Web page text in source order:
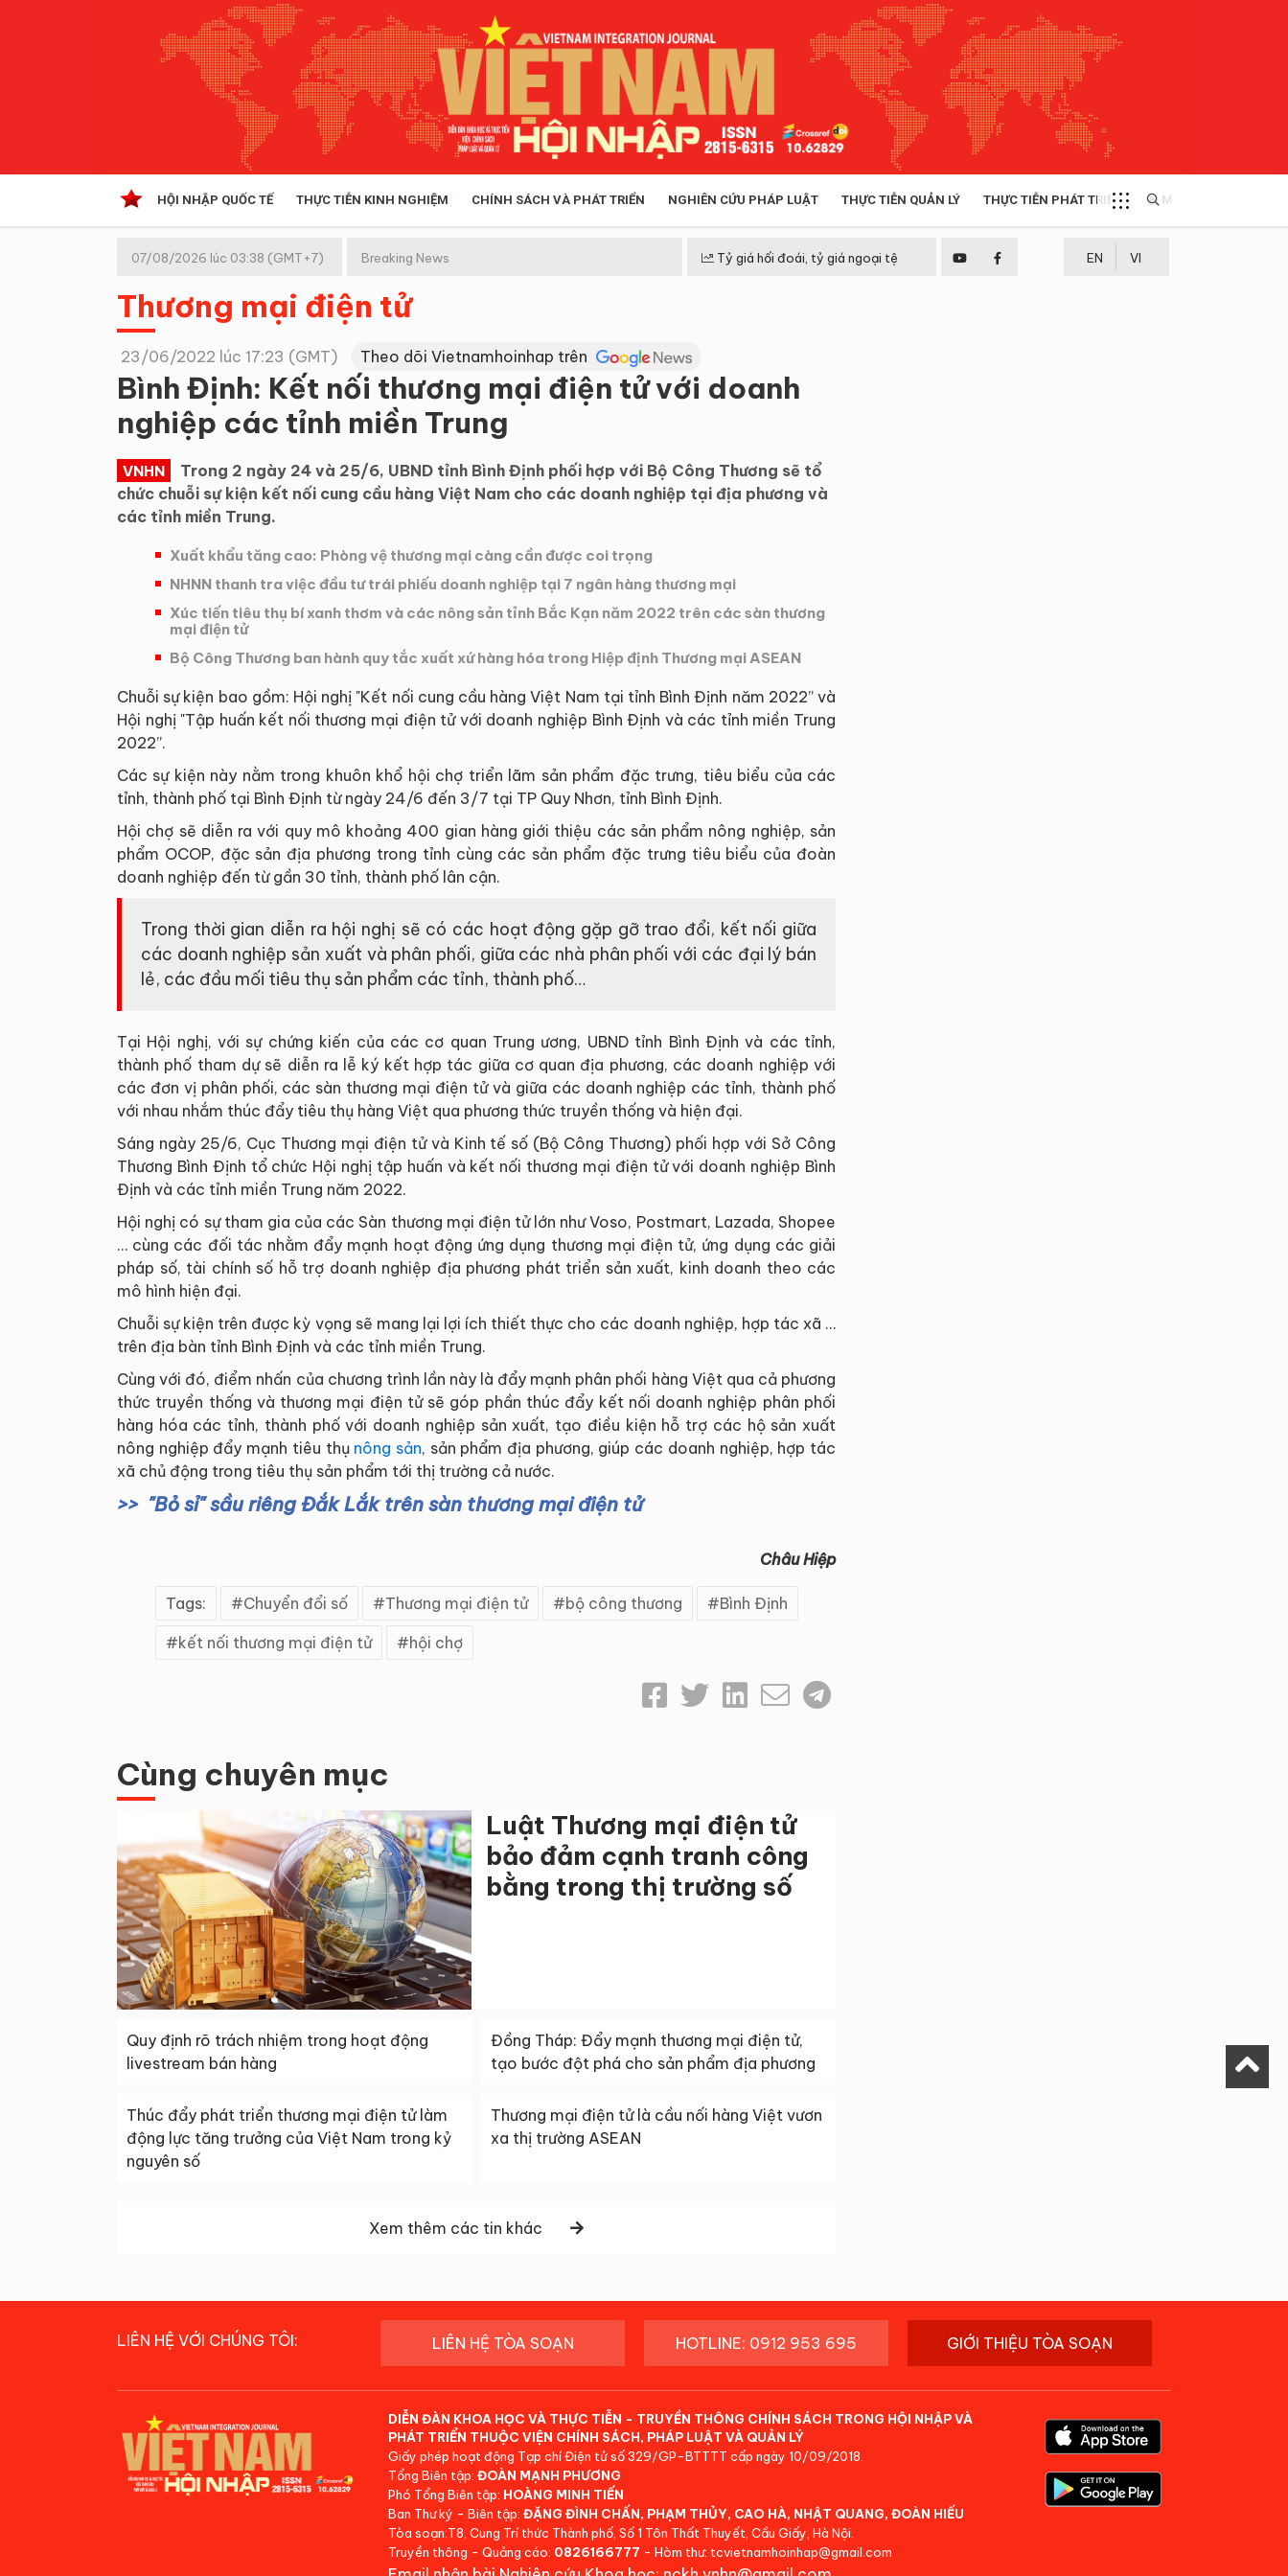
HỘI NHẬP QUỐC TẾ THỰC TIỄN KINH NGHIỆM CHÍNH SÁCH VÀ PHÁT TRIỂN NGHIÊN CỨU PHÁP LUẬT THỰC TIỄN QUẢN LÝ THỰC TIỄN PHÁT TRIỂN MULTIMEDIA
Kinh tế hội nhập
Doanh nghiệp
07/08/2026 lúc 03:38 (GMT+7) Breaking News Tỷ giá hối đoái, tỷ giá ngoại tệ EN VI
Thương mại điện tử
23/06/2022 lúc 17:23 (GMT) Theo dõi Vietnamhoinhap trên
Bình Định: Kết nối thương mại điện tử với doanh
nghiệp các tỉnh miền Trung
VNHN
Trong 2 ngày 24 và 25/6, UBND tỉnh Bình Định phối hợp với Bộ Công Thương sẽ tổ
chức chuỗi sự kiện kết nối cung cầu hàng Việt Nam cho các doanh nghiệp tại địa phương và
các tỉnh miền Trung.
Xuất khẩu tăng cao: Phòng vệ thương mại càng cần được coi trọng
NHNN thanh tra việc đầu tư trái phiếu doanh nghiệp tại 7 ngân hàng thương mại
Xúc tiến tiêu thụ bí xanh thơm và các nông sản tỉnh Bắc Kạn năm 2022 trên các sàn thương
mại điện tử
Bộ Công Thương ban hành quy tắc xuất xứ hàng hóa trong Hiệp định Thương mại ASEAN
Chuỗi sự kiện bao gồm: Hội nghị "Kết nối cung cầu hàng Việt Nam tại tỉnh Bình Định năm 2022” và
Hội nghị "Tập huấn kết nối thương mại điện tử với doanh nghiệp Bình Định và các tỉnh miền Trung
2022”.
Các sự kiện này nằm trong khuôn khổ hội chợ triển lãm sản phẩm đặc trưng, tiêu biểu của các
tỉnh, thành phố tại Bình Định từ ngày 24/6 đến 3/7 tại TP Quy Nhơn, tỉnh Bình Định.
Hội chợ sẽ diễn ra với quy mô khoảng 400 gian hàng giới thiệu các sản phẩm nông nghiệp, sản
phẩm OCOP, đặc sản địa phương trong tỉnh cùng các sản phẩm đặc trưng tiêu biểu của đoàn
doanh nghiệp đến từ gần 30 tỉnh, thành phố lân cận.
Trong thời gian diễn ra hội nghị sẽ có các hoạt động gặp gỡ trao đổi, kết nối giữa
các doanh nghiệp sản xuất và phân phối, giữa các nhà phân phối với các đại lý bán
lẻ, các đầu mối tiêu thụ sản phẩm các tỉnh, thành phố…
Tại Hội nghị, với sự chứng kiến của các cơ quan Trung ương, UBND tỉnh Bình Định và các tỉnh,
thành phố tham dự sẽ diễn ra lễ ký kết hợp tác giữa cơ quan địa phương, các doanh nghiệp với
các đơn vị phân phối, các sàn thương mại điện tử và giữa các doanh nghiệp các tỉnh, thành phố
với nhau nhắm thúc đẩy tiêu thụ hàng Việt qua phương thức truyền thống và hiện đại.
Sáng ngày 25/6, Cục Thương mại điện tử và Kinh tế số (Bộ Công Thương) phối hợp với Sở Công
Thương Bình Định tổ chức Hội nghị tập huấn và kết nối thương mại điện tử với doanh nghiệp Bình
Định và các tỉnh miền Trung năm 2022.
Hội nghị có sự tham gia của các Sàn thương mại điện tử lớn như Voso, Postmart, Lazada, Shopee
… cùng các đối tác nhằm đẩy mạnh hoạt động ứng dụng thương mại điện tử, ứng dụng các giải
pháp số, tài chính số hỗ trợ doanh nghiệp địa phương phát triển sản xuất, kinh doanh theo các
mô hình hiện đại.
Chuỗi sự kiện trên được kỳ vọng sẽ mang lại lợi ích thiết thực cho các doanh nghiệp, hợp tác xã …
trên địa bàn tỉnh Bình Định và các tỉnh miền Trung.
Cùng với đó, điểm nhấn của chương trình lần này là đẩy mạnh phân phối hàng Việt qua cả phương
thức truyền thống và thương mại điện tử sẽ góp phần thúc đẩy kết nối doanh nghiệp phân phối
hàng hóa các tỉnh, thành phố với doanh nghiệp sản xuất, tạo điều kiện hỗ trợ các hộ sản xuất
nông nghiệp đẩy mạnh tiêu thụ nông sản, sản phẩm địa phương, giúp các doanh nghiệp, hợp tác
xã chủ động trong tiêu thụ sản phẩm tới thị trường cả nước.
"Bỏ sỉ" sầu riêng Đắk Lắk trên sàn thương mại điện tử
Châu Hiệp
Tags: Chuyển đổi số Thương mại điện tử bộ công thương Bình Định
kết nối thương mại điện tử hội chợ
Cùng chuyên mục
Luật Thương mại điện tử
bảo đảm cạnh tranh công
bằng trong thị trường số
Quy định rõ trách nhiệm trong hoạt động
livestream bán hàng
Đồng Tháp: Đẩy mạnh thương mại điện tử,
tạo bước đột phá cho sản phẩm địa phương
Thúc đẩy phát triển thương mại điện tử làm
động lực tăng trưởng của Việt Nam trong kỷ
nguyên số
Thương mại điện tử là cầu nối hàng Việt vươn
xa thị trường ASEAN
Xem thêm các tin khác
LIÊN HỆ VỚI CHÚNG TÔI: LIÊN HỆ TÒA SOẠN HOTLINE: 0912 953 695 GIỚI THIỆU TÒA SOẠN
DIỄN ĐÀN KHOA HỌC VÀ THỰC TIỄN - TRUYỀN THÔNG CHÍNH SÁCH TRONG HỘI NHẬP VÀ
PHÁT TRIỂN THUỘC VIỆN CHÍNH SÁCH, PHÁP LUẬT VÀ QUẢN LÝ
Giấy phép hoạt động Tạp chí Điện tử số 329/GP-BTTTT cấp ngày 10/09/2018.
Tổng Biên tập: ĐOÀN MẠNH PHƯƠNG
Phó Tổng Biên tập: HOÀNG MINH TIẾN
Ban Thư ký - Biên tập: ĐẶNG ĐÌNH CHẤN, PHẠM THỦY, CAO HÀ, NHẬT QUANG, ĐOÀN HIẾU
Tòa soạn:T8, Cung Trí thức Thành phố, Số 1 Tôn Thất Thuyết, Cầu Giấy, Hà Nội.
Truyền thông - Quảng cáo: 0826166777 - Hòm thư: tcvietnamhoinhap@gmail.com